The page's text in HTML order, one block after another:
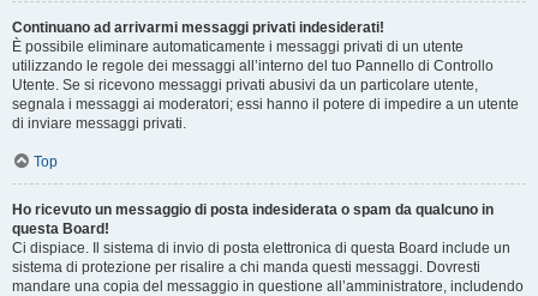
Continuano ad arrivarmi messaggi privati indesiderati!
È possibile eliminare automaticamente i messaggi privati ​​di un utente
utilizzando le regole dei messaggi all’interno del tuo Pannello di Controllo
Utente. Se si ricevono messaggi privati ​​abusivi da un particolare utente,
segnala i messaggi ai moderatori; essi hanno il potere di impedire a un utente
di inviare messaggi privati​​.
Top
Ho ricevuto un messaggio di posta indesiderata o spam da qualcuno in
questa Board!
Ci dispiace. Il sistema di invio di posta elettronica di questa Board include un
sistema di protezione per risalire a chi manda questi messaggi. Dovresti
mandare una copia del messaggio in questione all’amministratore, includendo